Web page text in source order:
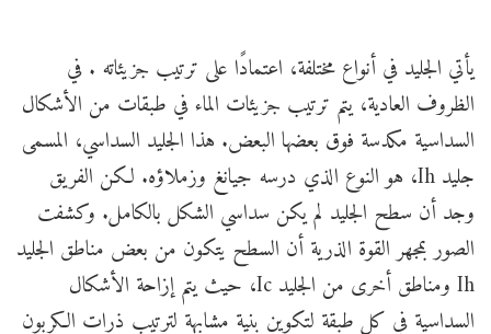
يأتي الجليد في أنواع مختلفة، اعتمادًا على ترتيب جزيئاته . في
الظروف العادية، يتم ترتيب جزيئات الماء في طبقات من الأشكال
السداسية مكدسة فوق بعضها البعض. هذا الجليد السداسي، المسمى
جليد Ih، هو النوع الذي درسه جيانغ وزملاؤه. لكن الفريق
وجد أن سطح الجليد لم يكن سداسي الشكل بالكامل. وكشفت
الصور بمجهر القوة الذرية أن السطح يتكون من بعض مناطق الجليد
Ih ومناطق أخرى من الجليد Ic، حيث يتم إزاحة الأشكال
السداسية في كل طبقة لتكوين بنية مشابهة لترتيب ذرات الكربون